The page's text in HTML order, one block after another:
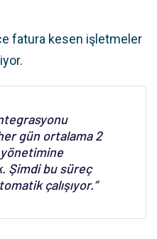
fatura kesen işletmeler
gün ortalama 2
Şimdi bu süreç
çalışıyor.”